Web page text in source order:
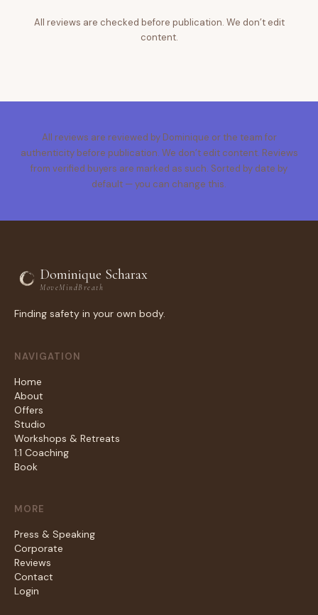
All reviews are checked before publication. We don’t edit
content.
All reviews are reviewed by Dominique or the team for
authenticity before publication. We don’t edit content. Reviews
from verified buyers are marked as such. Sorted by date by
default — you can change this.
Dominique Scharax
MoveMindBreath
Finding safety in your own body.
NAVIGATION
Home
About
Offers
Studio
Workshops & Retreats
1:1 Coaching
Book
MORE
Press & Speaking
Corporate
Reviews
Contact
Login